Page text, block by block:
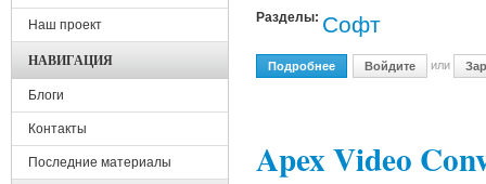
Разделы: Софт
Подробнее О NOD32 AntiVirus
Войдите или
Apex Video
Наш проект
НАВИГАЦИЯ
Блоги
Контакты
Последние материалы